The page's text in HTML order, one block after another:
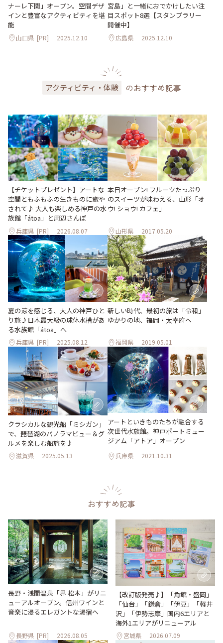
ナーレ下関」オープン。空間デザ
インと豊富なアクティビティを堪
能
山口県 [PR] 2025.12.10
宮島」と一緒におでかけしたい注
目スポット8選【スタンプラリー
開催中】
広島県 2025.12.10
アクティビティ・体験 のおすすめ記事
【チケットプレゼント】アートな
空間ともふもふの生きものに癒や
されて♪ 大人も楽しめる神戸の水
族館「átoa」と周辺さんぽ
兵庫県 [PR] 2026.08.07
本日オープン! フルーツたっぷり
のスイーツが味わえる、山形「オ
ウ! ショウ! カフェ」
山形県 2017.05.20
夏の涼を感じる、大人の神戸ひと
り旅♪日本最大級の球体水槽があ
る水族館「átoa」へ
兵庫県 [PR] 2025.08.12
新しい時代、最初の旅は「令和」
ゆかりの地、福岡・太宰府へ
福岡県 2019.05.01
クラシカルな観光船「ミシガン」
で、琵琶湖のパノラマビュー＆グ
ルメを楽しむ船旅を♪
滋賀県 2025.05.13
アートといきものたちが融合する
次世代水族館。神戸ポートミュー
ジアム「アトア」オープン
兵庫県 2021.10.31
おすすめ記事
長野・浅間温泉「界 松本」がリニ
ューアルオープン。信州ワインと
音楽に浸るエレガントな湯宿へ
長野県 [PR] 2026.08.05
【改訂版発売♪】「角館・盛岡」
「仙台」「鎌倉」「伊豆」「軽井
沢」「伊勢志摩」国内6エリアと
海外1エリアがリニューアル
宮城県 2026.07.09